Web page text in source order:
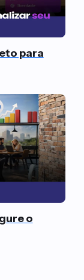
para
o